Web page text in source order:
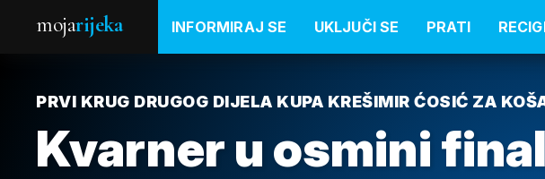
mojarijeka INFORMIRAJ SE UKLJUČI SE PRATI
PRVI KRUG DRUGOG DIJELA KUPA KREŠIMIR ĆOSIĆ ZA
Kvarner u osmini